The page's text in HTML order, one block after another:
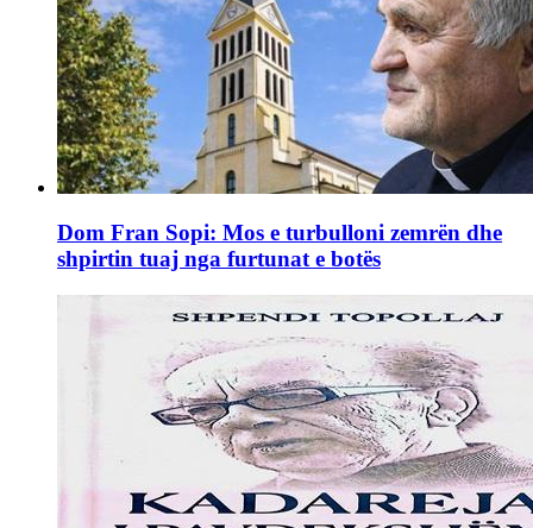
Dom Fran Sopi: Mos e turbulloni zemrën dhe
shpirtin tuaj nga furtunat e botës